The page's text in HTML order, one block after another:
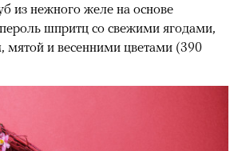
из нежного желе на основе
шпритц со свежими ягодами,
мятой и весенними цветами (390